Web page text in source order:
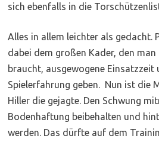
sich ebenfalls in die
Alles in allem leichter als gedacht.
dabei dem großen Kader, den
braucht, ausgewogene Einsatzzeit
Spielerfahrung geben. Nun ist die
Hiller die gejagte. Den Schwung
Bodenhaftung beibehalten und
werden. Das dürfte auf dem